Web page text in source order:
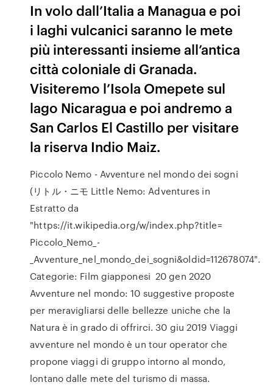
In volo dall’Italia a Managua e poi
i laghi vulcanici saranno le mete
più interessanti insieme all’antica
città coloniale di Granada.
Visiteremo l’Isola Omepete sul
lago Nicaragua e poi andremo a
San Carlos El Castillo per visitare
la riserva Indio Maiz.
Piccolo Nemo - Avventure nel mondo dei sogni
(リトル・ニモ Little Nemo: Adventures in
Estratto da
"https://it.wikipedia.org/w/index.php?title=
Piccolo_Nemo_-
_Avventure_nel_mondo_dei_sogni&oldid=112678074".
Categorie: Film giapponesi 20 gen 2020
Avventure nel mondo: 10 suggestive proposte
per meravigliarsi delle bellezze uniche che la
Natura è in grado di offrirci. 30 giu 2019 Viaggi
avventure nel mondo è un tour operator che
propone viaggi di gruppo intorno al mondo,
lontano dalle mete del turismo di massa.